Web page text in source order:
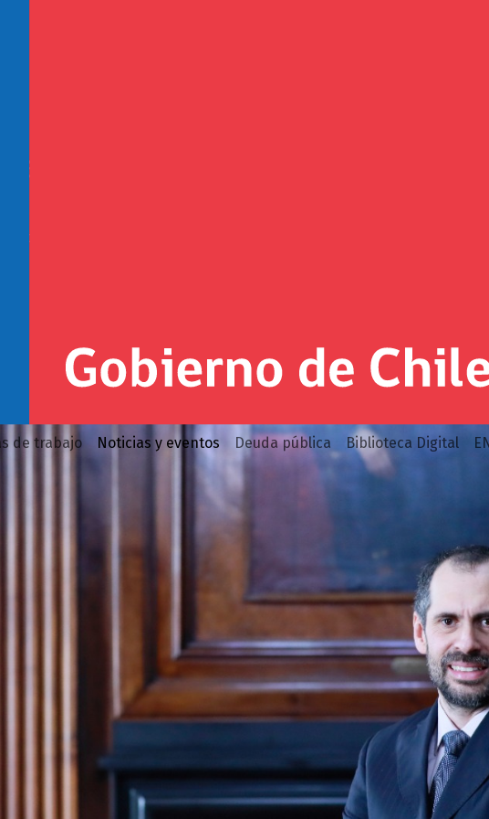
de trabajo Noticias y eventos Deuda pública Biblioteca Digital
recibimiento de las embajadas
agenda de ministro Grau en
abordará cómo nuestro país se encuentra preparado para